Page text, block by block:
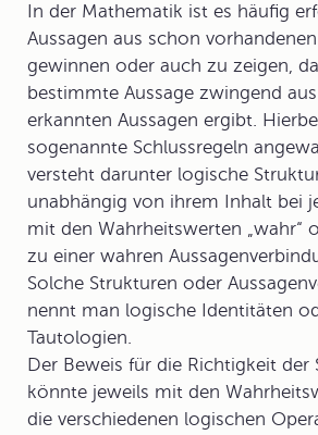
In der Mathematik ist es häufig
Aussagen aus schon
gewinnen oder auch zu zeigen,
bestimmte Aussage zwingend
erkannten Aussagen ergibt.
sogenannte Schlussregeln
versteht darunter logische
unabhängig von ihrem Inhalt bei
mit den Wahrheitswerten „wahr“
zu einer wahren
Solche Strukturen oder
nennt man logische Identitäten
Tautologien.
Der Beweis für die Richtigkeit der
könnte jeweils mit den
die verschiedenen logischen